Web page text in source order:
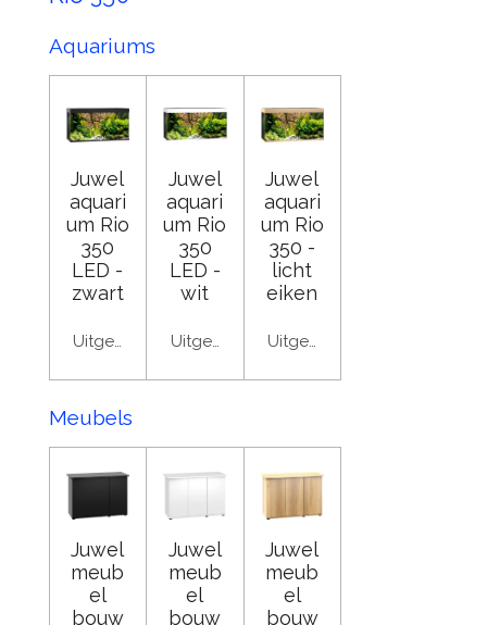
Aquariums
Juwel
aquari
um Rio
350
LED -
zwart
Uitgeschakeld
Juwel
aquari
um Rio
350
LED -
wit
Uitgeschakeld
Juwel
aquari
um Rio
350 -
licht
eiken
Uitgeschakeld
Meubels
Juwel
meub
el
bouw
Juwel
meub
el
bouw
Juwel
meub
el
bouw